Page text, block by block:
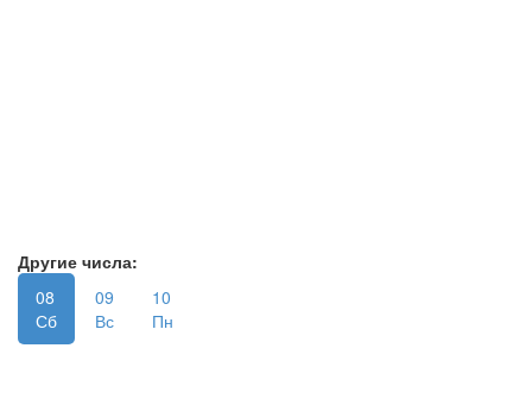
Другие числа:
08
Сб
09
Вс
10
Пн